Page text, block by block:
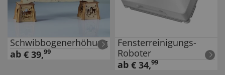
Schwibbogenerhöhung
ab € 39,99
Fensterreinigungs-
Roboter
ab € 34,99